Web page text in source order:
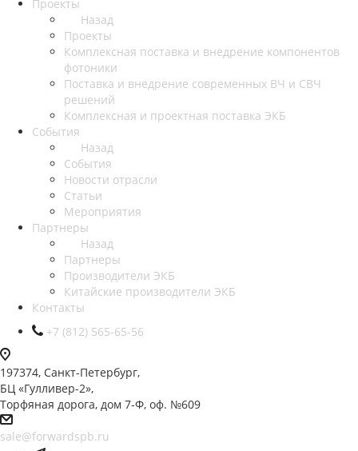
Проекты
Назад
Проекты
Комплексная поставка и внедрение компонентов
фотоники
Поставка и внедрение современных ВЧ и СВЧ
решений
Комплексная и проектная поставка ЭКБ
События
Назад
События
Новости отрасли
Статьи
Мероприятия
Партнеры
Назад
Партнеры
Производители ЭКБ
Китайские производители ЭКБ
Контакты
+7 (812) 565-65-56
197374, Санкт-Петербург,
БЦ «Гулливер-2»,
Торфяная дорога, дом 7-Ф, оф. №609
sale@forwardspb.ru